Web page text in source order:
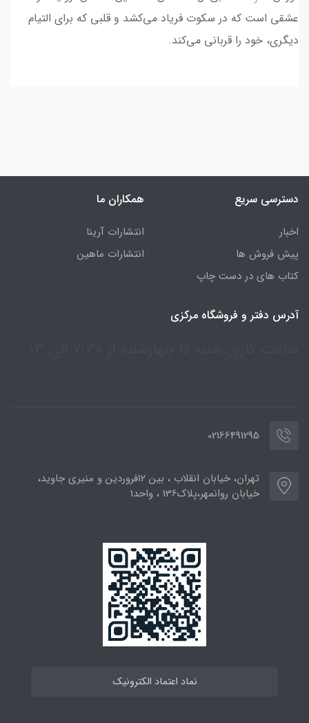
عشقی است که در سکوت فریاد می‌کشد و قلبی که برای التیام
دیگری، خود را قربانی می‌کند.
دسترسی سریع
اخبار
پیش فروش ها
کتاب های در دست چاپ
همکاران ما
انتشارات آرینا
انتشارات ماهین
آدرس دفتر و فروشگاه مرکزی
02166491295
تهران، خیابان انقلاب ، بین 12فروردین و منیری جاوید،
خیابان روانمهر،پلاک136 ، واحد1
نماد اعتماد الکترونیک